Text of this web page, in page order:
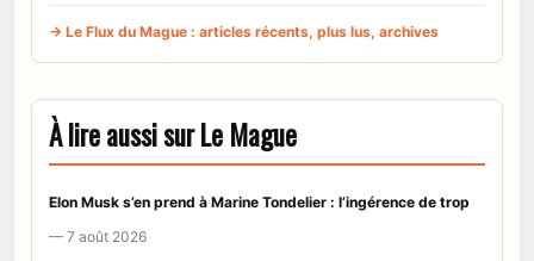
→ Le Flux du Mague : articles récents, plus lus, archives
À lire aussi sur Le Mague
Elon Musk s’en prend à Marine Tondelier : l’ingérence de trop
— 7 août 2026